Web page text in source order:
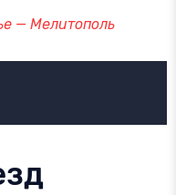
— Мелитополь